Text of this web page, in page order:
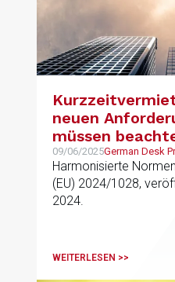
neuen
müssen
09/06/2025German Desk
Harmonisierte
(EU) 2024/1028,
2024.
WEITERLESEN >>